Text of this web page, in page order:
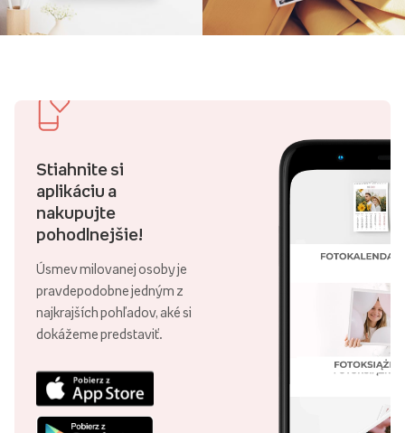
Stiahnite si
aplikáciu a
nakupujte
pohodlnejšie!
Úsmev milovanej osoby je
pravdepodobne jedným z
najkrajších pohľadov, aké si
dokážeme predstaviť.